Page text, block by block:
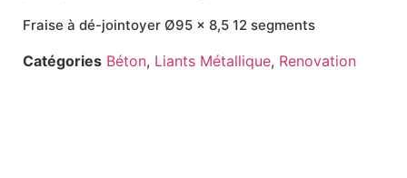
Fraise à dé-jointoyer Ø95 x 8,5 12 segments
Catégories Béton, Liants Métallique, Renovation